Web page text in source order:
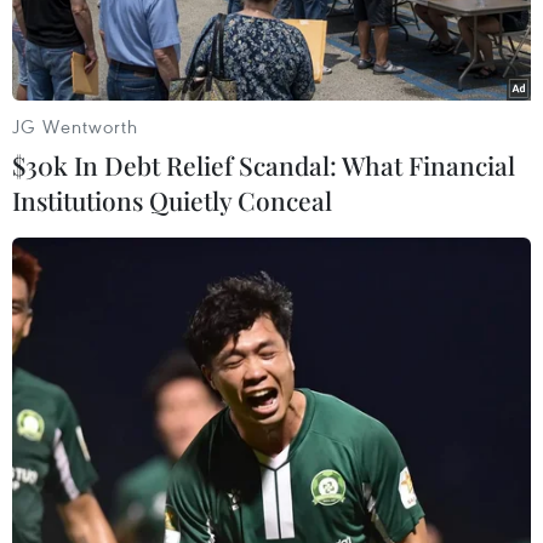
Nguyên Phó Giám đốc Sở Kế hoạch và Đầu tư thành phố Hà
Nội Nguyễn Tiến Học. (Nguồn: Bộ Công an)
Ngày 29/11, theo thông tin từ Bộ Công an, qua
quá trình mở rộng điều tra vụ án Công ty Nhật
Cường, Cơ quan Cảnh sát điều tra thuộc Bộ Công
JG Wentworth
$30k In Debt Relief Scandal: What Financial
Institutions Quietly Conceal